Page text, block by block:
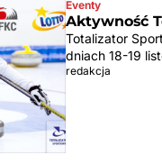
Eventy
Aktywność
Totalizator
dniach 18-19
redakcja